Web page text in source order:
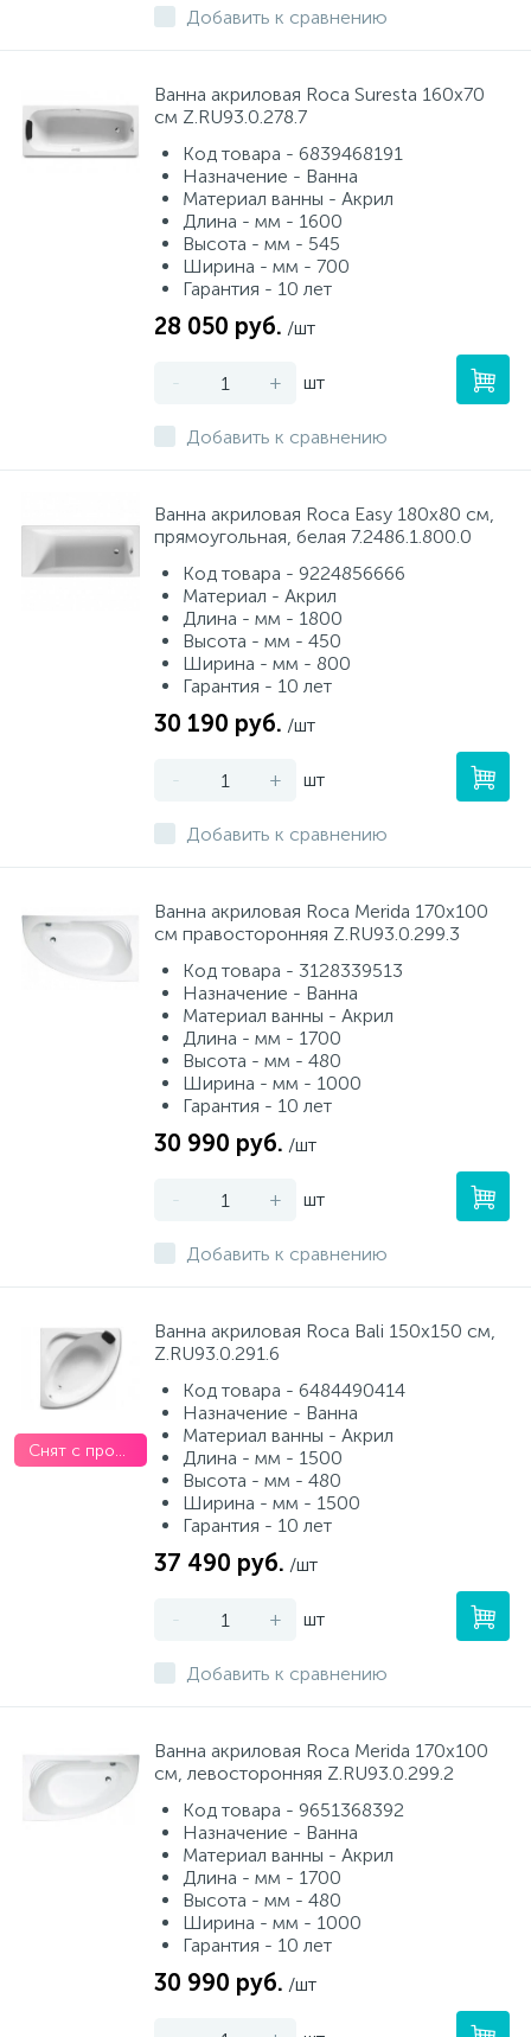
Добавить к сравнению
Ванна акриловая Roca Suresta 160х70
см Z.RU93.0.278.7
Код товара - 6839468191
Назначение - Ванна
Материал ванны - Акрил
Длина - мм - 1600
Высота - мм - 545
Ширина - мм - 700
Гарантия - 10 лет
28 050 руб. /шт
- + шт
Добавить к сравнению
Ванна акриловая Roca Easy 180х80 см,
прямоугольная, белая 7.2486.1.800.0
Код товара - 9224856666
Материал - Акрил
Длина - мм - 1800
Высота - мм - 450
Ширина - мм - 800
Гарантия - 10 лет
30 190 руб. /шт
- + шт
Добавить к сравнению
Ванна акриловая Roca Merida 170x100
см правосторонняя Z.RU93.0.299.3
Код товара - 3128339513
Назначение - Ванна
Материал ванны - Акрил
Длина - мм - 1700
Высота - мм - 480
Ширина - мм - 1000
Гарантия - 10 лет
30 990 руб. /шт
- + шт
Добавить к сравнению
Снят с производства
Ванна акриловая Roca Bali 150х150 см,
Z.RU93.0.291.6
Код товара - 6484490414
Назначение - Ванна
Материал ванны - Акрил
Длина - мм - 1500
Высота - мм - 480
Ширина - мм - 1500
Гарантия - 10 лет
37 490 руб. /шт
- + шт
Добавить к сравнению
Ванна акриловая Roca Merida 170x100
см, левосторонняя Z.RU93.0.299.2
Код товара - 9651368392
Назначение - Ванна
Материал ванны - Акрил
Длина - мм - 1700
Высота - мм - 480
Ширина - мм - 1000
Гарантия - 10 лет
30 990 руб. /шт